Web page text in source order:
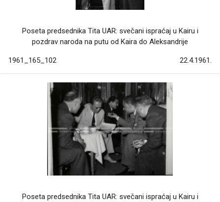
Poseta predsednika Tita UAR: svečani ispraćaj u Kairu i
pozdrav naroda na putu od Kaira do Aleksandrije
1961_165_102 22.4.1961.
Poseta predsednika Tita UAR: svečani ispraćaj u Kairu i